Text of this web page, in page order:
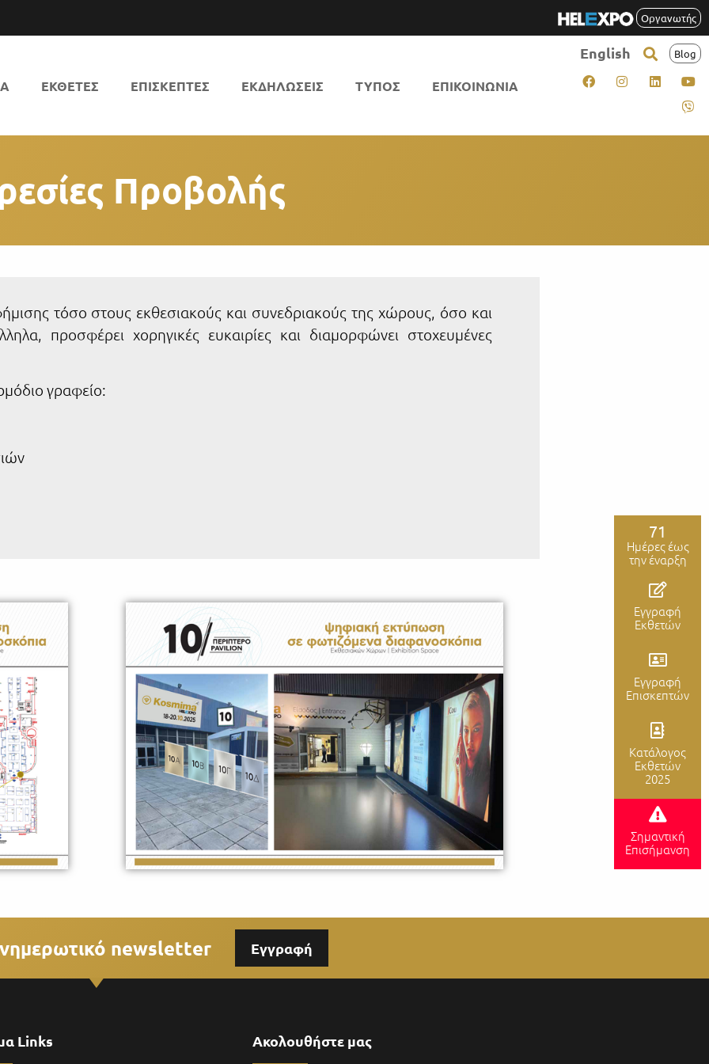
Οργανωτής
ΕΚΘΕΤΕΣ ΕΠΙΣΚΕΠΤΕΣ ΕΚΔΗΛΩΣΕΙΣ ΤΥΠΟΣ ΕΠΙΚΟΙΝΩΝΙΑ
English Blog
Προβολής
τόσο στους εκθεσιακούς και συνεδριακούς της χώρους, όσο και
προσφέρει χορηγικές ευκαιρίες και διαμορφώνει στοχευμένες
γραφείο:
newsletter Εγγραφή
Links Ακολουθήστε μας
71
Ημέρες έως
την έναρξη
Εγγραφή
Εκθετών
Εγγραφή
Επισκεπτών
Κατάλογος
Εκθετών
2025
Σημαντική
Επισήμανση